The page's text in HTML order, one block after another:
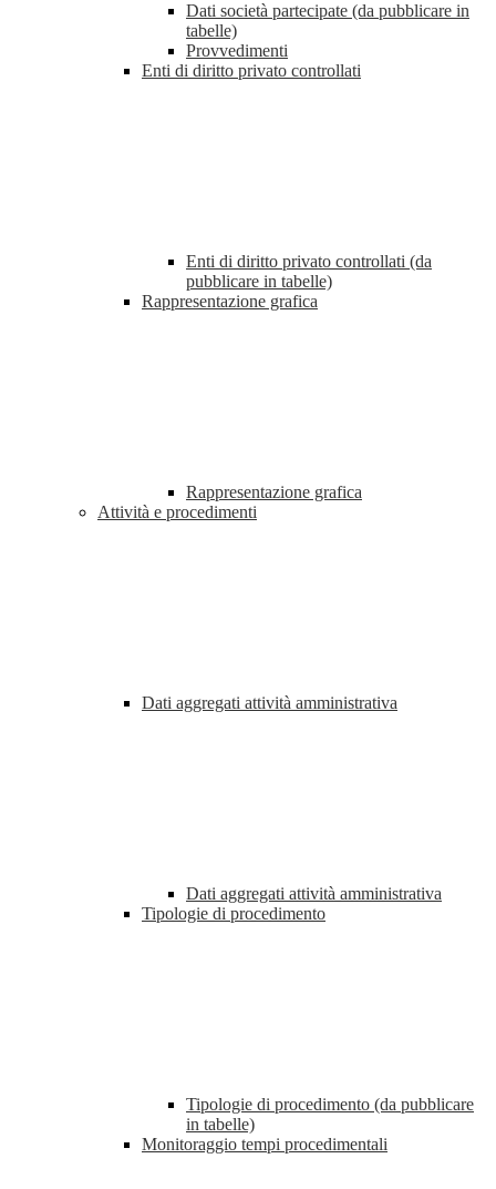
Dati società partecipate (da pubblicare in
tabelle)
Provvedimenti
Enti di diritto privato controllati
Enti di diritto privato controllati (da
pubblicare in tabelle)
Rappresentazione grafica
Rappresentazione grafica
Attività e procedimenti
Dati aggregati attività amministrativa
Dati aggregati attività amministrativa
Tipologie di procedimento
Tipologie di procedimento (da pubblicare
in tabelle)
Monitoraggio tempi procedimentali